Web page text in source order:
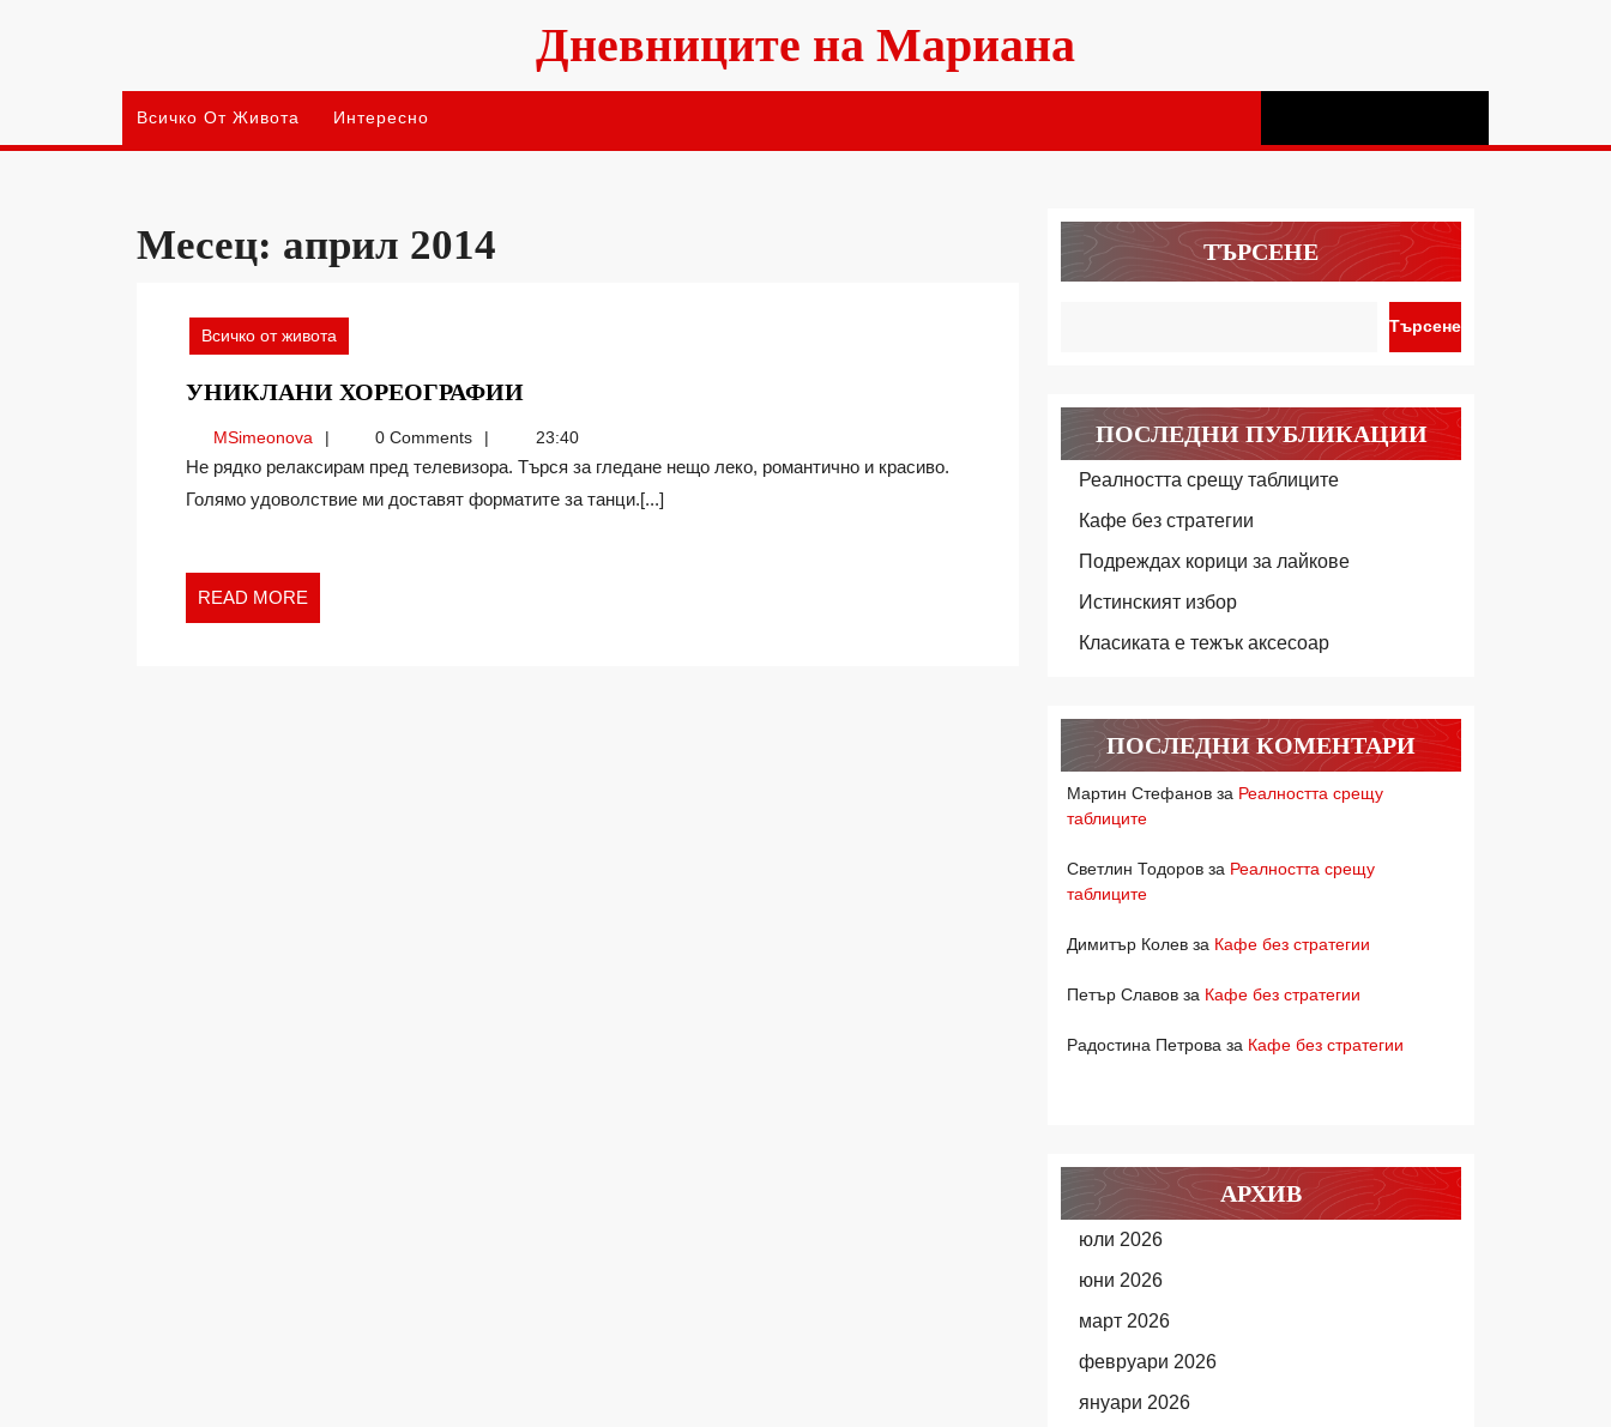
Дневниците на Мариана
Всичко От Живота Интересно
Месец: април 2014
Всичко от живота
УНИКЛАНИ ХОРЕОГРАФИИУНИКЛАНИ
MSimeonovaMSimeonova0 Comments 23:40
Не рядко релаксирам пред телевизора. Търся за гледане нещо леко, романтично и красиво.
Голямо удоволствие ми доставят форматите за танци.[...]
READ MORE
MORE
ТЪРСЕНЕ
Търсене
ПОСЛЕДНИ ПУБЛИКАЦИИ
Реалността срещу таблиците
Кафе без стратегии
Подреждах корици за лайкове
Истинският избор
Класиката е тежък аксесоар
ПОСЛЕДНИ КОМЕНТАРИ
Мартин Стефанов за Реалността срещу
таблиците
Светлин Тодоров за Реалността срещу
таблиците
Димитър Колев за Кафе без стратегии
Петър Славов за Кафе без стратегии
Радостина Петрова за Кафе без стратегии
АРХИВ
юли 2026
юни 2026
март 2026
февруари 2026
януари 2026